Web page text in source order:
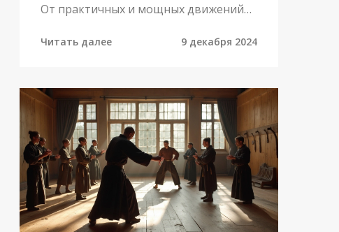
От практичных и мощных движений
сложных техник Тигра, каждый может
рассматриваются характеристики и
преимущества самых известных
стилей кунг-фу. Определяется, какой
стиль может стать наиболее
эффективным для самообороны и
развития навыков боевых искусств.
Читать далее 9 декабря 2024